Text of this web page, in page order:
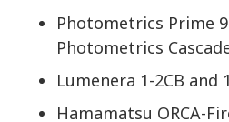
Photometrics Prime
Photometrics
Lumenera 1-2CB and
Hamamatsu ORCA-